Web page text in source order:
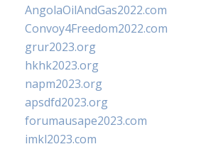
AngolaOilAndGas2022.com
Convoy4Freedom2022.com
grur2023.org
hkhk2023.org
napm2023.org
apsdfd2023.org
forumausape2023.com
imkl2023.com